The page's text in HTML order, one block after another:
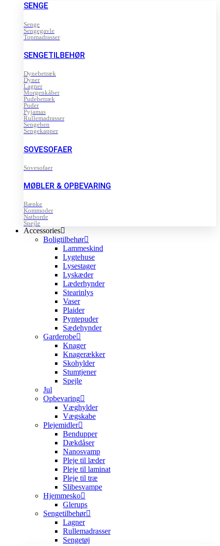
SENGE
Senge
Sengegavle
Topmadrasser
SENGETILBEHØR
Dynebetræk
Dyner
Lagner
Morgenkåber
Pudebetræk
Puder
Pyjamas
Rullemadrasser
Sengeben
Sengekapper
SOVESOFAER
Sovesofaer
MØBLER & OPBEVARING
Bænke
Kommoder
Natborde
Spejle
Accessories
Boligtilbehør
Lammeskind
Lygtehuse
Lysestager
Lyskæder
Læderhynder
Stearinlys
Vaser
Plaider
Pyntepuder
Sædehynder
Garderobe
Knager
Knagerækker
Skohylder
Stumtjener
Spejle
Jul
Opbevaring
Væghylder
Vægskabe
Plejemidler
Bendupper
Dækdåser
Nanosvamp
Pleje til læder
Pleje til laminat
Pleje til træ
Slibesvampe
Hjemmesko
Glerups
Sengetilbehør
Lagner
Rullemadrasser
Sengetøj